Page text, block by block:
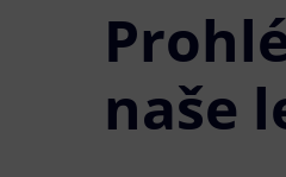
naše